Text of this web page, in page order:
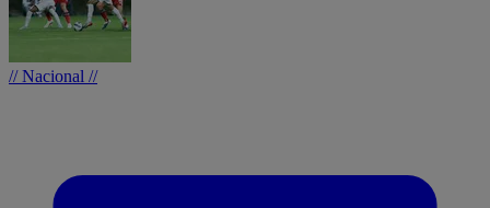
// Nacional //